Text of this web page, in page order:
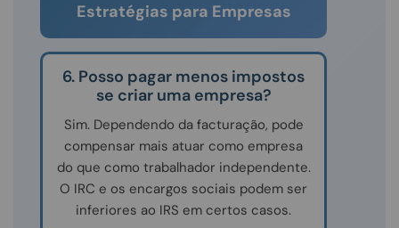
Estratégias para Empresas
6. Posso pagar menos impostos
se criar uma empresa?
Sim. Dependendo da facturação, pode
compensar mais atuar como empresa
do que como trabalhador independente.
O IRC e os encargos sociais podem ser
inferiores ao IRS em certos casos.